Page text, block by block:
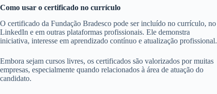
Como usar o certificado no currículo
O certificado da Fundação Bradesco pode ser incluído no currículo, no
LinkedIn e em outras plataformas profissionais. Ele demonstra
iniciativa, interesse em aprendizado contínuo e atualização profissional.
Embora sejam cursos livres, os certificados são valorizados por muitas
empresas, especialmente quando relacionados à área de atuação do
candidato.